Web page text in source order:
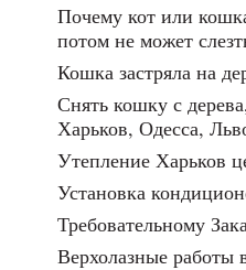
Почему кот или
потом не может
Кошка застряла на
Снять кошку с
Харьков, Одесса,
Утепление Харьков
Установка
Требовательному
Верхолазные работы